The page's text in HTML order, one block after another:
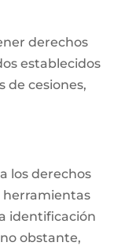
derechos
establecidos
de cesiones,
los derechos
herramientas
identificación
obstante,